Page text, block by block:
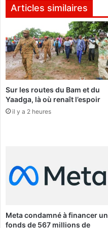
l
a
u
r
a
b
e
a
à
r
e
a
n
d
e
l
a
N
A
Articles similaires
Sur les routes du Bam et du
Yaadga, là où renaît l’espoir
il y a 2 heures
Meta condamné à financer un
fonds de 567 millions de